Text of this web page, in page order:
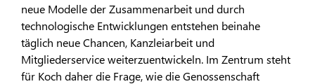
neue Modelle der Zusammenarbeit und durch
technologische Entwicklungen entstehen beinahe
täglich neue Chancen, Kanzleiarbeit und
Mitgliederservice weiterzuentwickeln. Im Zentrum steht
für Koch daher die Frage, wie die Genossenschaft